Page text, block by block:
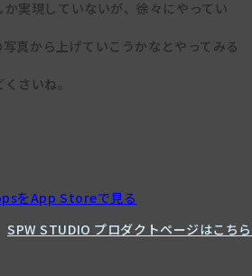
実現していないが、徐々にやってい
真から上げていこうかなとやってみる
さいね。
SPW STUDIO プロダクトページはこちら